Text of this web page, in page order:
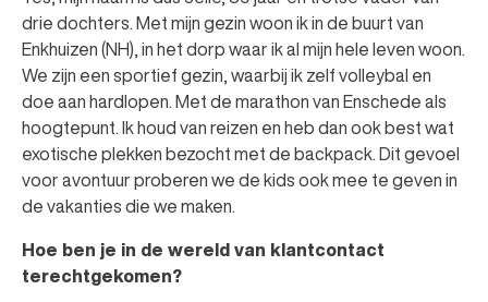
drie dochters. Met mijn gezin woon ik in de buurt van
Enkhuizen (NH), in het dorp waar ik al mijn hele leven woon.
We zijn een sportief gezin, waarbij ik zelf volleybal en
doe aan hardlopen. Met de marathon van Enschede als
hoogtepunt. Ik houd van reizen en heb dan ook best wat
exotische plekken bezocht met de backpack. Dit gevoel
voor avontuur proberen we de kids ook mee te geven in
de vakanties die we maken.
Hoe ben je in de wereld van klantcontact
terechtgekomen?